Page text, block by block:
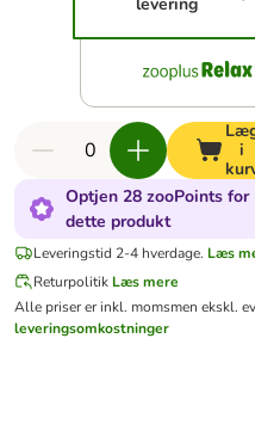
i
Optjen 28 zooPoints for
dette produkt
Leveringstid 2-4 hverdage. Læs
Returpolitik Læs mere
Alle priser er inkl. momsmen ekskl.
leveringsomkostninger